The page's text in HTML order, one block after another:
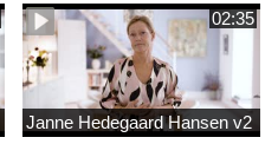
02:35
Janne Hedegaard Hansen v2